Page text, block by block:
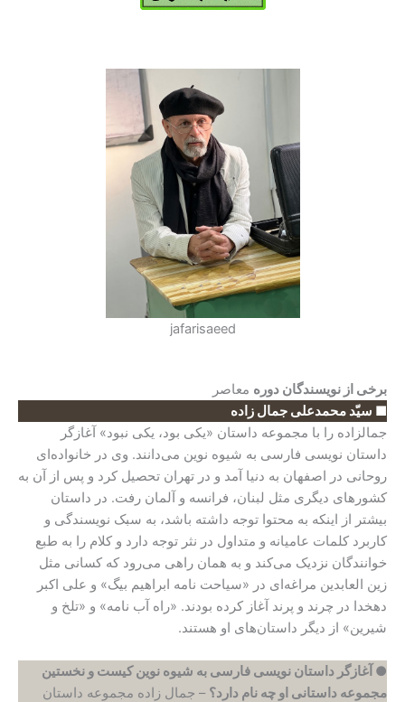
jafarisaeed
برخی از نویسندگان دوره معاصر
■ سیّد محمدعلی جمال زاده
جمال­زاده را با مجموعه داستان «یکی بود، یکی نبود» آغازگر
داستان نویسی فارسی به شیوه نوین می‌دانند. وی در خانواده‌‌ای
روحانی در اصفهان به دنیا آمد و در تهران تحصیل کرد و پس از آن به
کشورهای دیگری مثل لبنان، فرانسه و آلمان رفت. در داستان
بیشتر از اینکه به محتوا توجه داشته باشد، به سبک نویسندگی و
کاربرد کلمات عامیانه و متداول در نثر توجه دارد و کلام را به طبع
خوانندگان نزدیک می‌کند و به همان راهی می‌رود که کسانی مثل
زین العابدین مراغه‌‌ای در «سیاحت نامه ابراهیم بیگ» و علی اکبر
دهخدا در چرند و پرند آغاز کرده بودند. «راه آب نامه» و «تلخ و
شیرین» از دیگر داستان‌های او هستند.
● آغازگر داستان نویسی فارسی به شیوه نوین کیست و نخستین
مجموعه داستانی او چه نام دارد؟ – جمال زاده مجموعه داستان